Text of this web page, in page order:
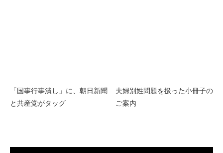
「国事行事潰し」に、朝日新聞
と共産党がタッグ
夫婦別姓問題を扱った小冊子の
ご案内